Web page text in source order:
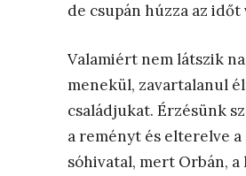
de csupán húzza az időt
Valamiért nem látszik
menekül, zavartalanul
családjukat. Érzésünk
a reményt és elterelve
sóhivatal, mert Orbán,